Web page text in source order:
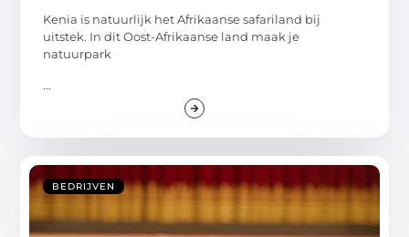
Kenia is natuurlijk het Afrikaanse safariland bij
uitstek. In dit Oost-Afrikaanse land maak je
natuurpark
...
BEDRIJVEN